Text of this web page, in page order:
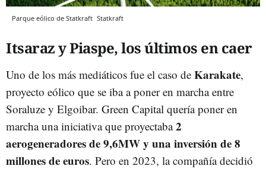
Parque eólico de Statkraft Statkraft
Itsaraz y Piaspe, los últimos en caer
Uno de los más mediáticos fue el caso de Karakate,
proyecto eólico que se iba a poner en marcha entre
Soraluze y Elgoibar. Green Capital quería poner en
marcha una iniciativa que proyectaba2
aerogeneradores de 9,6MW y una inversión de 8
millones de euros. Pero en 2023, la compañía decidió